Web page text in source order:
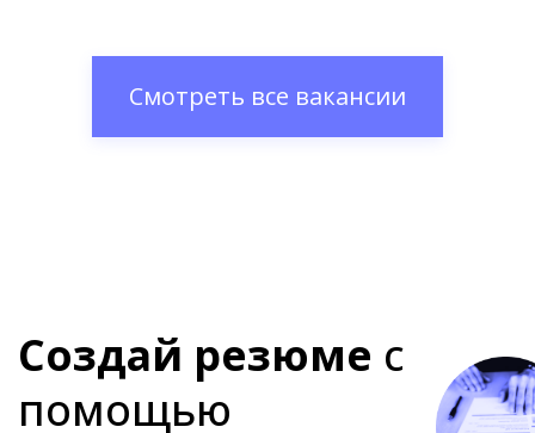
Смотреть все вакансии
Создай резюме с
помощью